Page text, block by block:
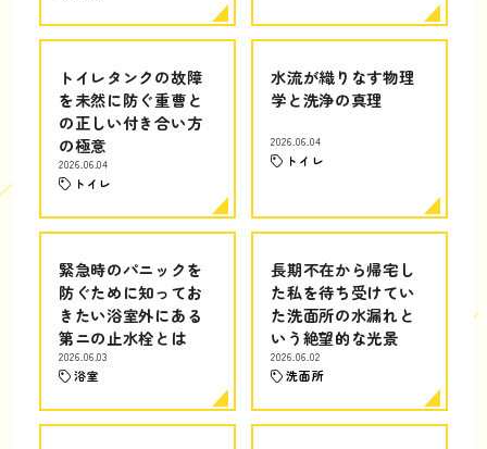
トイレタンクの故障
を未然に防ぐ重曹と
の正しい付き合い方
の極意
2026.06.04
トイレ
水流が織りなす物理
学と洗浄の真理
2026.06.04
トイレ
緊急時のパニックを
防ぐために知ってお
きたい浴室外にある
第ニの止水栓とは
2026.06.03
浴室
長期不在から帰宅し
た私を待ち受けてい
た洗面所の水漏れと
いう絶望的な光景
2026.06.02
洗面所